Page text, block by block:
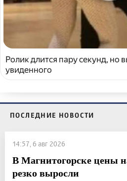
Ролик длится пару секунд, но
увиденного
ПОСЛЕДНИЕ НОВОСТИ
14:57, 6 авг 2026
В Магнитогорске цены
резко выросли